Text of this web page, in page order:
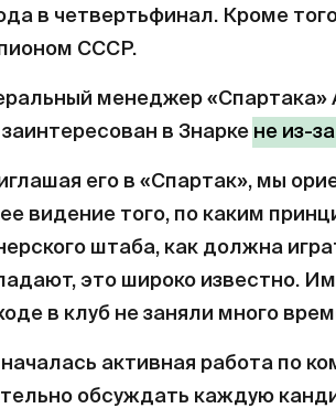
в четвертьфинал. Кроме
СССР.
менеджер
в Знарке не из-
его в «Спартак», мы
видение того, по каким
штаба, как должна
это широко известно.
в клуб не заняли много
активная работа по
обсуждать каждую